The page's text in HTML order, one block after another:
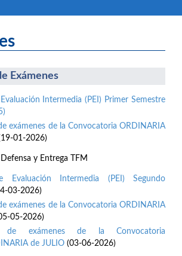
Exámenes
Intermedia (PEI) Primer Semestre
exámenes de la Convocatoria ORDINARIA
01-2026)
Defensa y Entrega TFM
Evaluación Intermedia (PEI) Segundo
03-2026)
exámenes de la Convocatoria ORDINARIA
05-2026)
de exámenes de la Convocatoria
de JULIO (03-06-2026)